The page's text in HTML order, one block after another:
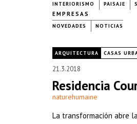
INTERIORISMO PAISAJE
EMPRESAS
NOVEDADES NOTICIAS
ARQUITECTURA CASAS
21.3.2018
Residencia
naturehumaine
La transformación abre